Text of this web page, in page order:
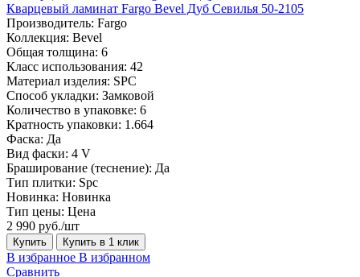
Кварцевый ламинат Fargo Bevel Дуб Севилья 50-2105
Производитель: Fargo
Коллекция: Bevel
Общая толщина: 6
Класс использования: 42
Материал изделия: SPC
Способ укладки: Замковой
Количество в упаковке: 6
Кратность упаковки: 1.664
Фаска: Да
Вид фаски: 4 V
Браширование (теснение): Да
Тип плитки: Spc
Новинка: Новинка
Тип цены: Цена
2 990 руб./шт
Купить Купить в 1 клик
В избранное В избранном
Сравнить